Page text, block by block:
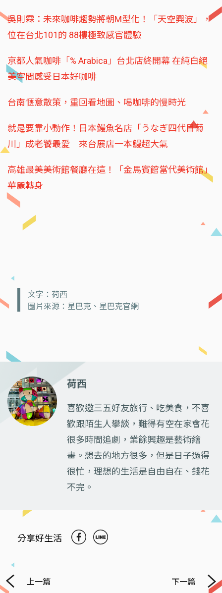
吳則霖：未來咖啡趨勢將朝M型化！「天空興波」，
位在台北101的 88樓極致感官體驗
京都人氣咖啡「% Arabica」台北店終開幕 在純白絕
美空間感受日本好咖啡
台南愜意散策，重回看地圖、喝咖啡的慢時光
就是要靠小動作！日本鰻魚名店「うなぎ四代目菊
川」成老饕最愛 來台展店一本鰻超大氣
高雄最美美術館餐廳在這！「金馬賓館當代美術館」
華麗轉身
文字：荷西
圖片來源：星巴克、星巴克官網
荷西
喜歡邀三五好友旅行、吃美食，不喜
歡跟陌生人攀談，難得有空在家會花
很多時間追劇，業餘興趣是藝術繪
畫。想去的地方很多，但是日子過得
很忙，理想的生活是自由自在、錢花
不完。
分享好生活
上一篇 下一篇